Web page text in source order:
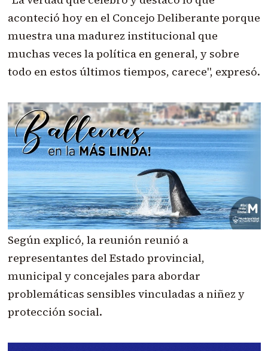
aconteció hoy en el Concejo Deliberante porque
muestra una madurez institucional que
muchas veces la política en general, y sobre
todo en estos últimos tiempos, carece", expresó.
Según explicó, la reunión reunió a
representantes del Estado provincial,
municipal y concejales para abordar
problemáticas sensibles vinculadas a niñez y
protección social.